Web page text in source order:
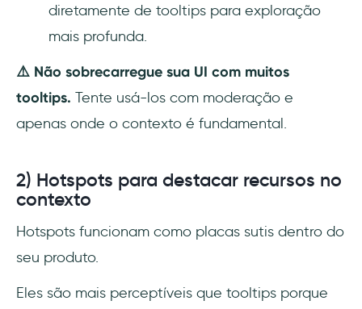
diretamente de tooltips para exploração
mais profunda.
⚠️ Não sobrecarregue sua UI com muitos
tooltips. Tente usá-los com moderação e
apenas onde o contexto é fundamental.
2) Hotspots para destacar recursos no
contexto
Hotspots funcionam como placas sutis dentro do
seu produto.
Eles são mais perceptíveis que tooltips porque